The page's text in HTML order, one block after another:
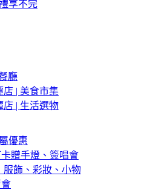
享不完
廳
店 | 美食市集
店 | 生活選物
優惠
贈手燈、簽唱會
服飾、彩妝、小物